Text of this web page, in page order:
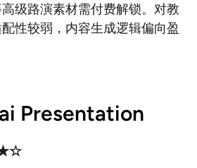
级路演素材需付费解锁。对教
性较弱，内容生成逻辑偏向盈
Presentation